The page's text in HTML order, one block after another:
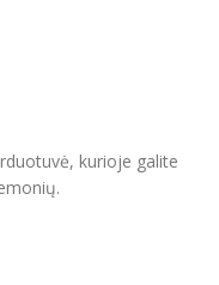
kurioje galite